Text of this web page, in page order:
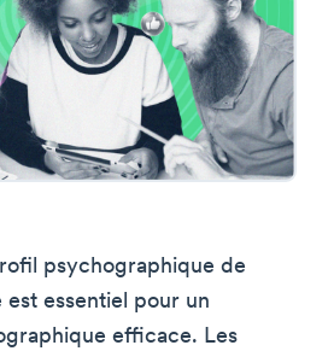
psychographique de
essentiel pour un
efficace. Les